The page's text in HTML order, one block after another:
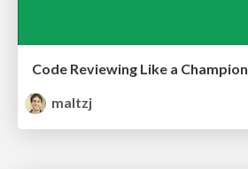
Code Reviewing Like a Champion
maltzj